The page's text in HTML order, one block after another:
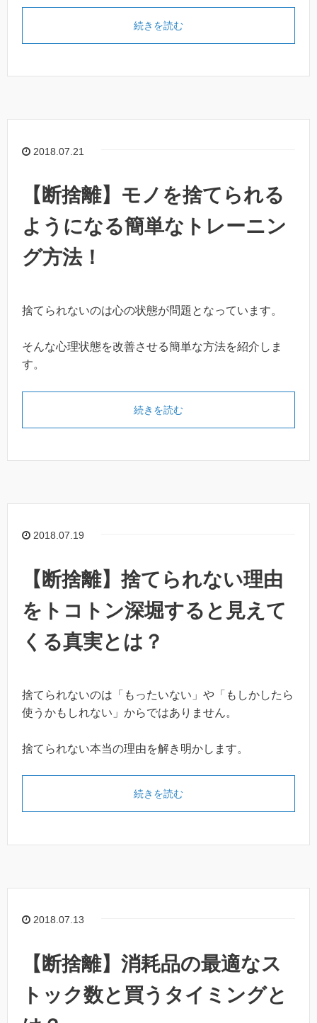
続きを読む
2018.07.21
【断捨離】モノを捨てられる
ようになる簡単なトレーニン
グ方法！
捨てられないのは心の状態が問題となっています。
そんな心理状態を改善させる簡単な方法を紹介しま
す。
続きを読む
2018.07.19
【断捨離】捨てられない理由
をトコトン深堀すると見えて
くる真実とは？
捨てられないのは「もったいない」や「もしかしたら
使うかもしれない」からではありません。
捨てられない本当の理由を解き明かします。
続きを読む
2018.07.13
【断捨離】消耗品の最適なス
トック数と買うタイミングと